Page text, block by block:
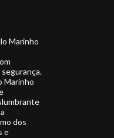
Marinho
Marinho
dos
e